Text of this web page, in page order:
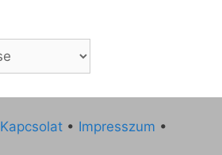
Kapcsolat • Impresszum •